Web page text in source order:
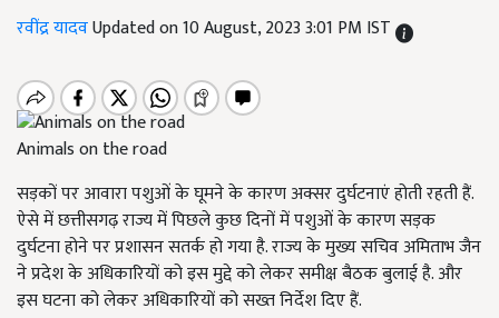
रवींद्र यादवUpdated on 10 August, 2023 3:01 PM IST
Animals on the road
सड़कों पर आवारा पशुओं के घूमने के कारण अक्सर दुर्घटनाएं होती रहती हैं.
ऐसे में छत्तीसगढ़ राज्य में पिछले कुछ दिनों में पशुओं के कारण सड़क
दुर्घटना होने पर प्रशासन सतर्क हो गया है. राज्य के मुख्य सचिव अमिताभ जैन
ने प्रदेश के अधिकारियों को इस मुद्दे को लेकर समीक्ष बैठक बुलाई है. और
इस घटना को लेकर अधिकारियों को सख्त निर्देश दिए हैं.